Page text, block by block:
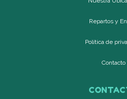
Repartos y
Política de
Contacto